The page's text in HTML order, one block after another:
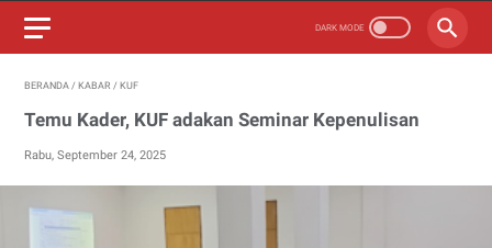
BERANDA / KABAR / KUF
Temu Kader, KUF adakan Seminar Kepenulisan
Rabu, September 24, 2025